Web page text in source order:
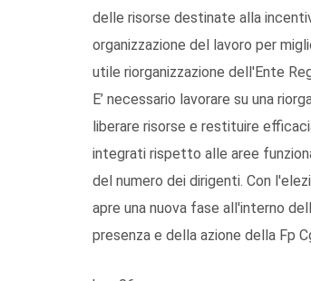
delle risorse destinate alla
organizzazione del lavoro per
utile riorganizzazione dell'Ente
E’ necessario lavorare su una
liberare risorse e restituire
integrati rispetto alle aree
del numero dei dirigenti. Con
apre una nuova fase all'interno
presenza e della azione della Fp